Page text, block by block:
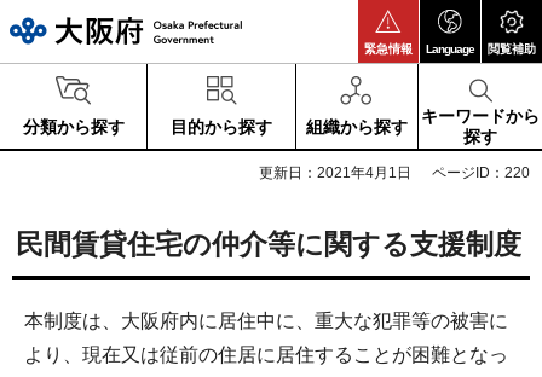
緊急情報 Language 閲覧補助
分類から探す 目的から探す 組織から探す
キーワードから
探す
更新日：2021年4月1日 ページID：220
民間賃貸住宅の仲介等に関する支援制度
本制度は、大阪府内に居住中に、重大な犯罪等の被害に
より、現在又は従前の住居に居住することが困難となっ